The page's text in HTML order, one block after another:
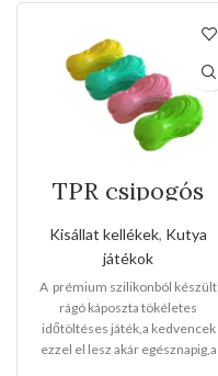
TPR csipogós
rágó káposzta
játék
Kisállat kellékek, Kutya
játékok
A prémium szilikonból készült
rágó káposzta tökéletes
időtöltéses játék,a kedvencek
ezzel el lesz akár egésznapig,a